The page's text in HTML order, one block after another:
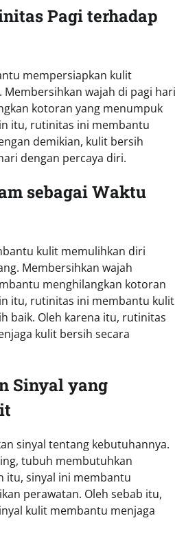
Pagi terhadap
mempersiapkan kulit
wajah di pagi hari
kotoran yang menumpuk
itu, rutinitas ini membantu
demikian, kulit bersih
dengan percaya diri.
sebagai Waktu
kulit memulihkan diri
Membersihkan wajah
menghilangkan kotoran
itu, rutinitas ini membantu kulit
baik. Oleh karena itu, rutinitas
kulit bersih secara
Sinyal yang
sinyal tentang kebutuhannya.
tubuh membutuhkan
itu, sinyal ini membantu
perawatan. Oleh sebab itu,
kulit membantu menjaga